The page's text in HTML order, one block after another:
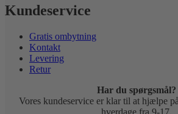
Kundeservice
Gratis ombytning
Kontakt
Levering
Retur
Har du spørgsmål?
Vores kundeservice er klar til at hjælpe
hverdage fra 9-17.